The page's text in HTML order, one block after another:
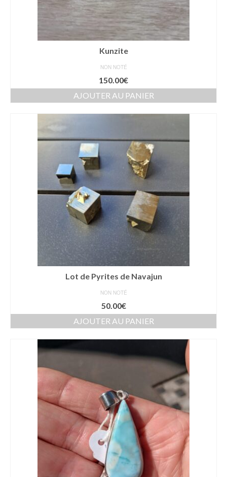
Kunzite
NON NOTÉ
150.00€
AJOUTER AU PANIER
Lot de Pyrites de Navajun
NON NOTÉ
50.00€
AJOUTER AU PANIER